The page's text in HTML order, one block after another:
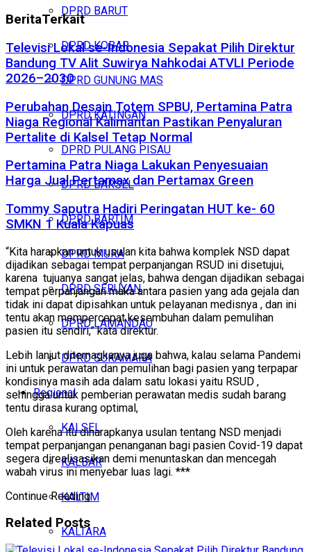
DPRD BARUT
DPRD KOBAR
DPRD GUNUNG MAS
DPRD KATINGAN
DPRD PULANG PISAU
DPRD BARSEL
DPRD BARTIM
DPRD MURA
DPRD SERUYAN
DPRD LAMANDAU
DPRD SUKAMARA
Regional
KALSEL
KALBAR
KALTIM
KALTARA
BeritaTerkait
Televisi Lokal se-Indonesia Sepakat Pilih Direktur
Bandung TV Alit Suwirya Nahkodai ATVLI Periode
2026–2030
Perubahan Desain Totem SPBU, Pertamina Patra
Niaga Regional Kalimantan Pastikan Penyaluran
Pertalite di Kalsel Tetap Normal
Pertamina Patra Niaga Lakukan Penyesuaian
Harga Jual Pertamax dan Pertamax Green
Tommy Saputra Hadiri Peringatan HUT ke- 60
SMKN 1 Kuala Kapuas
“Kita harapkan untuk usulan kita bahwa komplek NSD dapat
dijadikan sebagai tempat perpanjangan RSUD ini disetujui,
karena tujuanya sangat jelas, bahwa dengan dijadikan sebagai
tempat perpanjangan maka antara pasien yang ada gejala dan
tidak ini dapat dipisahkan untuk pelayanan medisnya , dan ini
tentu akan mempercepat kesembuhan dalam pemulihan
pasien itu sendiri,” kata direktur.
Lebih lanjut diternagkanya juga bahwa, kalau selama Pandemi
ini untuk perawatan dan pemulihan bagi pasien yang terpapar
kondisinya masih ada dalam satu lokasi yaitu RSUD ,
sehingga untuk pemberian perawatan medis sudah barang
tentu dirasa kurang optimal,
Oleh karena itu diharapkanya usulan tentang NSD menjadi
tempat perpanjangan penanganan bagi pasien Covid-19 dapat
segera direalisasikan demi menuntaskan dan mencegah
wabah virus ini menyebar luas lagi. ***
Continue Reading
Related Posts